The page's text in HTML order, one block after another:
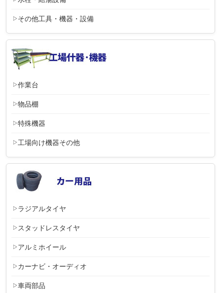
その他工具・機器・設備
作業台
物品棚
特殊機器
工場向け機器その他
ラジアルタイヤ
スタッドレスタイヤ
アルミホイール
カーナビ・オーディオ
車両部品